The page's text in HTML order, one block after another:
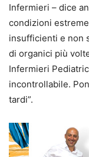
Infermieri – dice
condizioni
insufficienti e non
di organici più
Infermieri
incontrollabile.
tardi”.